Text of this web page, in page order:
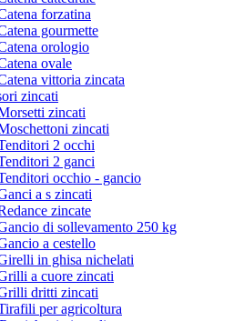
forzatina
gourmette
orologio
ovale
vittoria zincata
zincati
zincati
zincati
2 occhi
2 ganci
occhio - gancio
a s zincati
zincate
di sollevamento 250 kg
a cestello
in ghisa nichelati
a cuore zincati
dritti zincati
per agricoltura